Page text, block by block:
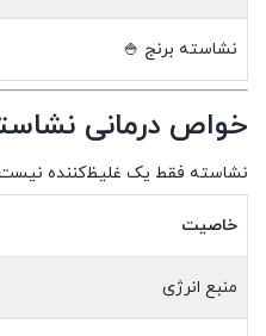
نشاسته برنج 🍚
خواص درمانی
نشاسته فقط یک غلیظ‌کننده
خاصیت
منبع انرژی